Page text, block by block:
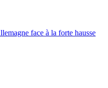
face à la forte hausse